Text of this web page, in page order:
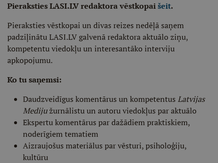
Pieraksties LASI.LV redaktora vēstkopaišeit.
Pieraksties vēstkopai un divas reizes nedēļā saņem
padziļinātu LASI.LV galvenā redaktora aktuālo ziņu,
kompetentu viedokļu un interesantāko interviju
apkopojumu.
Ko tu saņemsi:
Daudzveidīgus komentārus un kompetentus Latvijas
Medijužurnālistu un autoru viedokļus par aktuālo
Ekspertu komentārus par dažādiem praktiskiem,
noderīgiem tematiem
Aizraujošus materiālus par vēsturi, psiholoģiju,
kultūru